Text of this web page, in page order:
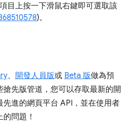
目上按一下滑鼠右鍵即可選取該
)。
、 開發人員版或 Beta 版做為預
先版管道，您可以存取最新的開
進的網頁平台 API，並在使用者
問題！